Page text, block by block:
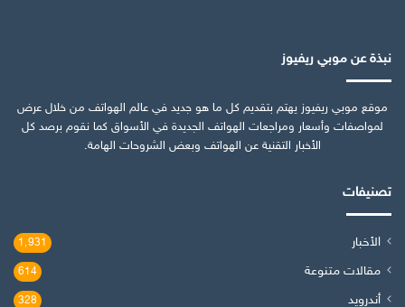
نبذة عن موبي ريفيوز
موقع موبي ريفيوز يهتم بتقديم كل ما هو جديد في عالم الهواتف من خلال عرض
لمواصفات وأسعار ومراجعات الهواتف الجديدة في الأسواق كما نقوم برصد كل
الأخبار التقنية عن الهواتف وبعض الشروحات الهامة.
تصنيفات
الأخبار 1٬931
مقالات متنوعة 614
أندرويد 328